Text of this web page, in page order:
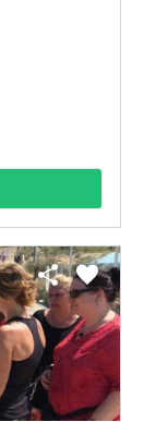
share favorite